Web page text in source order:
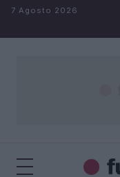
Salta al contenuto
7 Agosto 2026